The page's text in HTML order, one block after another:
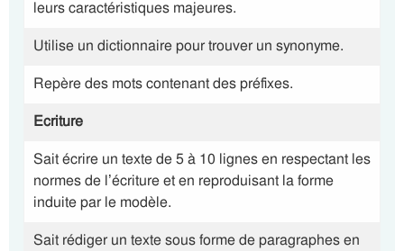
leurs caractéristiques majeures.
Utilise un dictionnaire pour trouver un synonyme.
Repère des mots contenant des préfixes.
Ecriture
Sait écrire un texte de 5 à 10 lignes en respectant les
normes de l’écriture et en reproduisant la forme
induite par le modèle.
Sait rédiger un texte sous forme de paragraphes en